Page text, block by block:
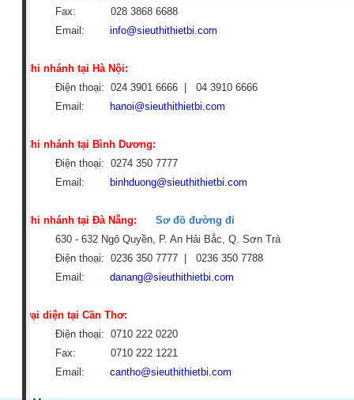
Fax: 028 3868 6688
Email: info@sieuthithietbi.com
Chi nhánh tại Hà Nội:
Điện thoại: 024 3901 6666 | 04 3910 6666
Email: hanoi@sieuthithietbi.com
Chi nhánh tại Bình Dương:
Điện thoại: 0274 350 7777
Email: binhduong@sieuthithietbi.com
Chi nhánh tại Đà Nẵng: Sơ đồ đường đi
630 - 632 Ngô Quyền, P. An Hải Bắc, Q. Sơn Trà
Điện thoại: 0236 350 7777 | 0236 350 7788
Email:
danang@sieuthithietbi.com
Đại diện tại Cần Thơ:
Điện thoại: 0710 222 0220
Fax: 0710 222 1221
Email: cantho@sieuthithietbi.com